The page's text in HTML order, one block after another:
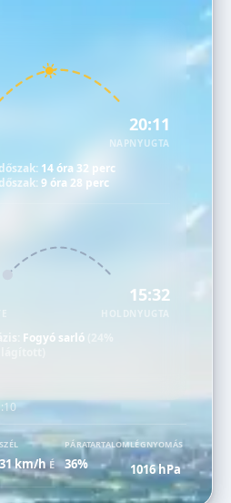
20:11
NAPNYUGTA
14 óra 32 perc
9 óra 28 perc
15:32
HOLDNYUGTA
Fogyó sarló
SZÉL
31 km/hÉ
PÁRATARTALOM
36%
LÉGNYOMÁS
1016 hPa